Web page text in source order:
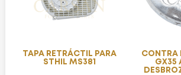
TAPA RETRÁCTIL PARA
STHIL MS381
CONTRA
GX35